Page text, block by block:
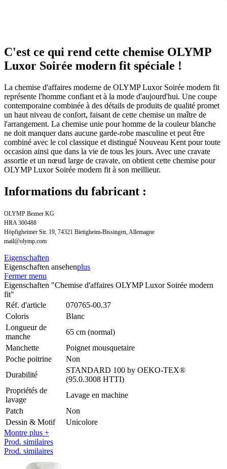
C'est ce qui rend cette chemise OLYMP
Luxor Soirée modern fit spéciale !
La chemise d'affaires moderne de OLYMP Luxor Soirée modern fit
représente l'homme confiant et à la mode d'aujourd'hui. Une coupe
contemporaine combinée à des détails de produits de qualité promet
un haut niveau de confort, faisant de cette chemise un maître de
l'arrangement. La chemise unie pour homme de la couleur blanche
ne doit manquer dans aucune garde-robe masculine et peut être
combiné avec le col classique et distingué Nouveau Kent pour toute
occasion ainsi que dans la vie de tous les jours. Avec une cravate
assortie et un nœud large de cravate, on obtient cette chemise pour
OLYMP Luxor Soirée modern fit à son meillieur.
Informations du fabricant :
OLYMP Bezner KG
HRA 300488
Höpfigheimer Str. 19, 74321 Bietigheim-Bissingen, Allemagne
mail@olymp.com
Eigenschaften
Eigenschaften ansehenplus
Fermer menu
Eigenschaften "Chemise d'affaires OLYMP Luxor Soirée modern
fit"
Réf. d'article
070765-00.37
Coloris
Blanc
Longueur de
manche
65 cm (normal)
Manchette
Poignet mousquetaire
Poche poitrine
Non
Durabilité
STANDARD 100 by OEKO-TEX®
(95.0.3008 HTTI)
Propriétés de
lavage
Lavage en machine
Patch
Non
Dessin & Motif
Unicolore
Montre plus +
Prod. similaires
Prod. similaires